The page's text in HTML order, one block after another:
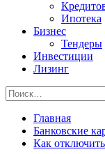
Ипотека
Бизнес
Тендеры
Инвестиции
Лизинг
Найти:
Главная
Банковские
Как